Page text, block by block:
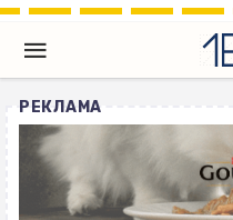
РЕКЛАМА